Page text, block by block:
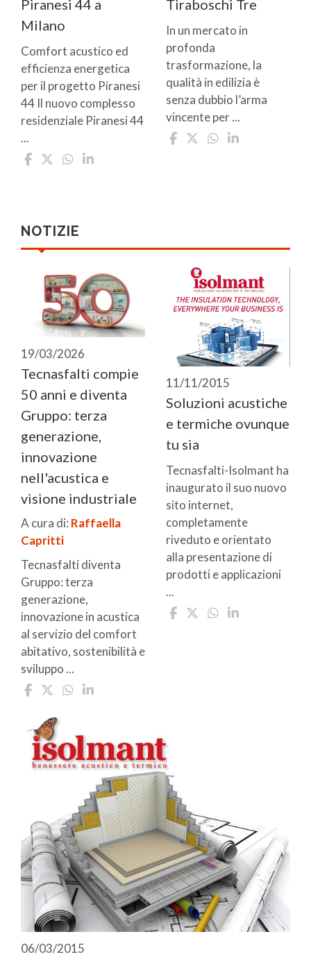
Piranesi 44 a
Milano
Comfort acustico ed
efficienza energetica
per il progetto Piranesi
44 Il nuovo complesso
residenziale Piranesi 44
...
Tiraboschi Tre
In un mercato in
profonda
trasformazione, la
qualità in edilizia è
senza dubbio l’arma
vincente per ...
NOTIZIE
19/03/2026
Tecnasfalti compie
50 anni e diventa
Gruppo: terza
generazione,
innovazione
nell'acustica e
visione industriale
A cura di: Raffaella
Capritti
Tecnasfalti diventa
Gruppo: terza
generazione,
innovazione in acustica
al servizio del comfort
abitativo, sostenibilità e
sviluppo ...
11/11/2015
Soluzioni acustiche
e termiche ovunque
tu sia
Tecnasfalti-Isolmant ha
inaugurato il suo nuovo
sito internet,
completamente
riveduto e orientato
alla presentazione di
prodotti e applicazioni
...
06/03/2015